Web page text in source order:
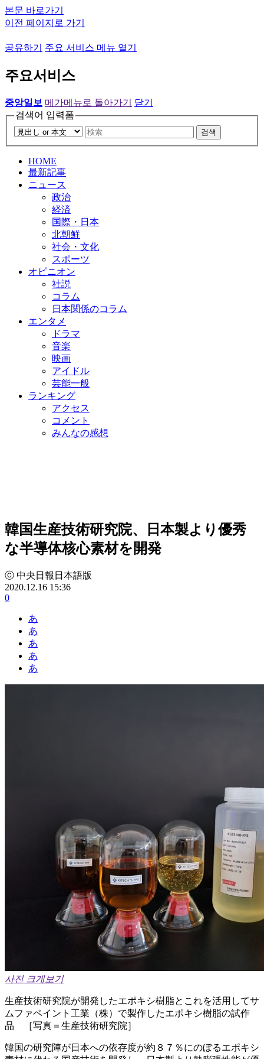
본문 바로가기
이전 페이지로 가기
공유하기 주요 서비스 메뉴 열기
주요서비스
중앙일보 메가메뉴로 돌아가기
닫기
검색어 입력폼
검색
HOME
最新記事
ニュース
政治
経済
国際・日本
北朝鮮
社会・文化
スポーツ
オピニオン
社説
コラム
日本関係のコラム
エンタメ
ドラマ
音楽
映画
アイドル
芸能一般
ランキング
アクセス
コメント
みんなの感想
韓国生産技術研究院、日本製より優秀
な半導体核心素材を開発
ⓒ 中央日報日本語版
2020.12.16 15:36
0
あ
あ
あ
あ
あ
사진 크게보기
生産技術研究院が開発したエポキシ樹脂とこれを活用してサ
ムファペイント工業（株）で製作したエポキシ樹脂の試作
品 ［写真＝生産技術研究院］
韓国の研究陣が日本への依存度が約８７％にのぼるエポキシ